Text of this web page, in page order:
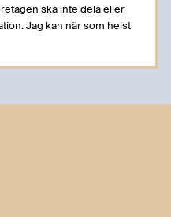
ska inte dela eller
Jag kan när som helst